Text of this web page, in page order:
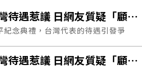
長崎原爆典禮台灣待遇惹議 日網友質疑「顧忌中國」
紀念典禮，台灣代表的待遇引發爭
酵。不少日本網友對長崎市的處理方
長崎原爆典禮台灣待遇惹議 日網友質疑「顧忌中國」